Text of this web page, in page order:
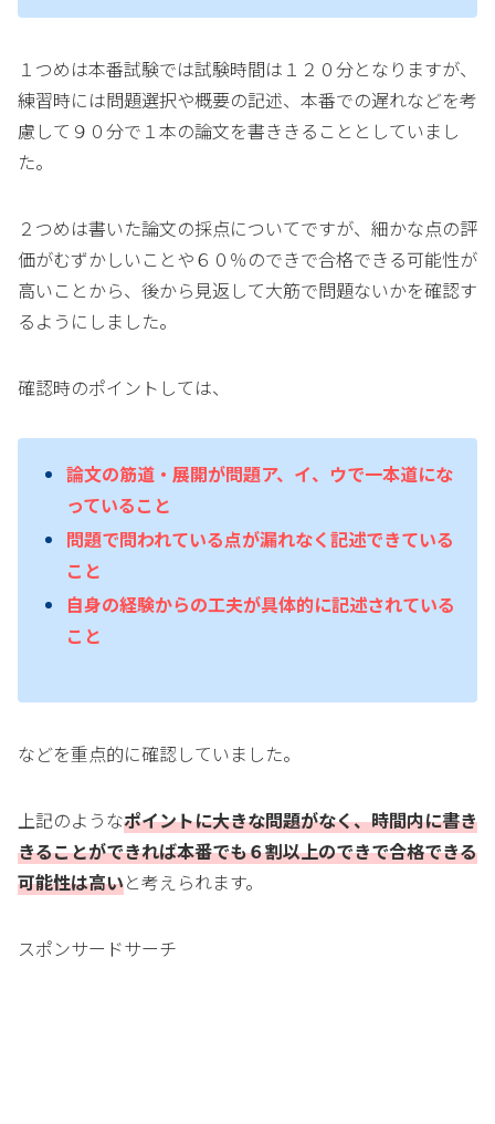
１つめは本番試験では試験時間は１２０分となりますが、
練習時には問題選択や概要の記述、本番での遅れなどを考
慮して９０分で１本の論文を書ききることとしていまし
た。
２つめは書いた論文の採点についてですが、細かな点の評
価がむずかしいことや６０％のできで合格できる可能性が
高いことから、後から見返して大筋で問題ないかを確認す
るようにしました。
確認時のポイントしては、
論文の筋道・展開が問題ア、イ、ウで一本道にな
っていること
問題で問われている点が漏れなく記述できている
こと
自身の経験からの工夫が具体的に記述されている
こと
などを重点的に確認していました。
上記のようなポイントに大きな問題がなく、時間内に書き
きることができれば本番でも６割以上のできで合格できる
可能性は高いと考えられます。
スポンサードサーチ